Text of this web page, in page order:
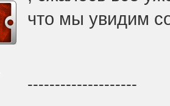
что мы увидим
--------------------